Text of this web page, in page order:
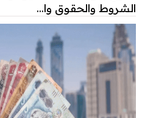
الشروط والحقوق وا...